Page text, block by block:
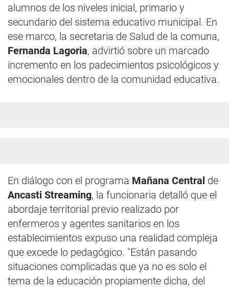
alumnos de los niveles inicial, primario y
secundario del sistema educativo municipal. En
ese marco, la secretaria de Salud de la comuna,
Fernanda Lagoria, advirtió sobre un marcado
incremento en los padecimientos psicológicos y
emocionales dentro de la comunidad educativa.
En diálogo con el programa Mañana Central de
Ancasti Streaming, la funcionaria detalló que el
abordaje territorial previo realizado por
enfermeros y agentes sanitarios en los
establecimientos expuso una realidad compleja
que excede lo pedagógico. "Están pasando
situaciones complicadas que ya no es solo el
tema de la educación propiamente dicha, del